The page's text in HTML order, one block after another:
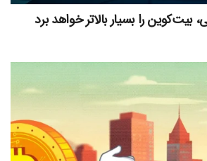
بیت‌کوین را بسیار بالاتر خواهد برد